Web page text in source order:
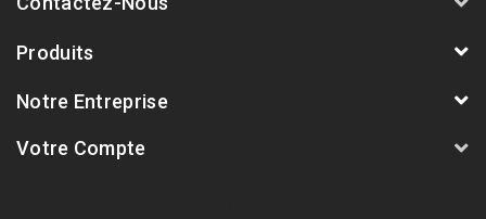
Produits
Notre Entreprise
Votre Compte